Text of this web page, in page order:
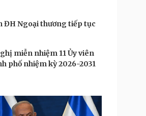
ĐH Ngoại thương tiếp tục
miễn nhiệm 11 Ủy viên
phố nhiệm kỳ 2026-2031